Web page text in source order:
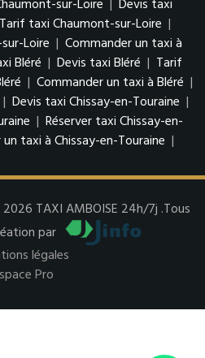
sur-Loire | Devis taxi
Tarif taxi Chaumont-sur-Loire |
Loire | Commander un taxi à
Bléré | Devis taxi Bléré | Tarif
| Commander un taxi à Bléré |
| Devis taxi Chissay-en-Touraine |
| Réserver taxi Chissay-en-
taxi à Chissay-en-Touraine |
TAXI AMBOISE 24h/7j .Tous
par
légales
Pro